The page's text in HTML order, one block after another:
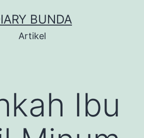
BUNDA
Artikel
Ibu